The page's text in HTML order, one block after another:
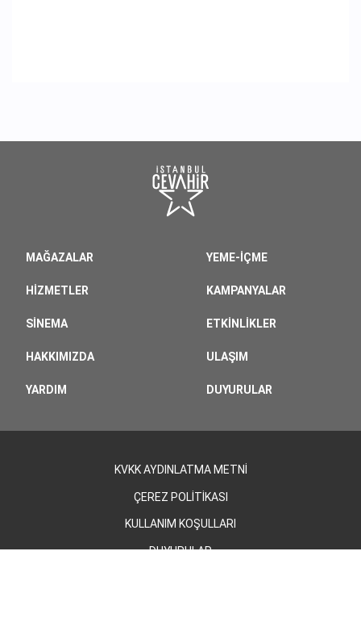
MAĞAZALAR YEME-İÇME
HIZMETLER KAMPANYALAR
SINEMA ETKINLIKLER
HAKKIMIZDA ULAŞIM
YARDIM DUYURULAR
KVKK AYDINLATMA METNİ
ÇEREZ POLİTİKASI
KULLANIM KOŞULLARI
DUYURULAR